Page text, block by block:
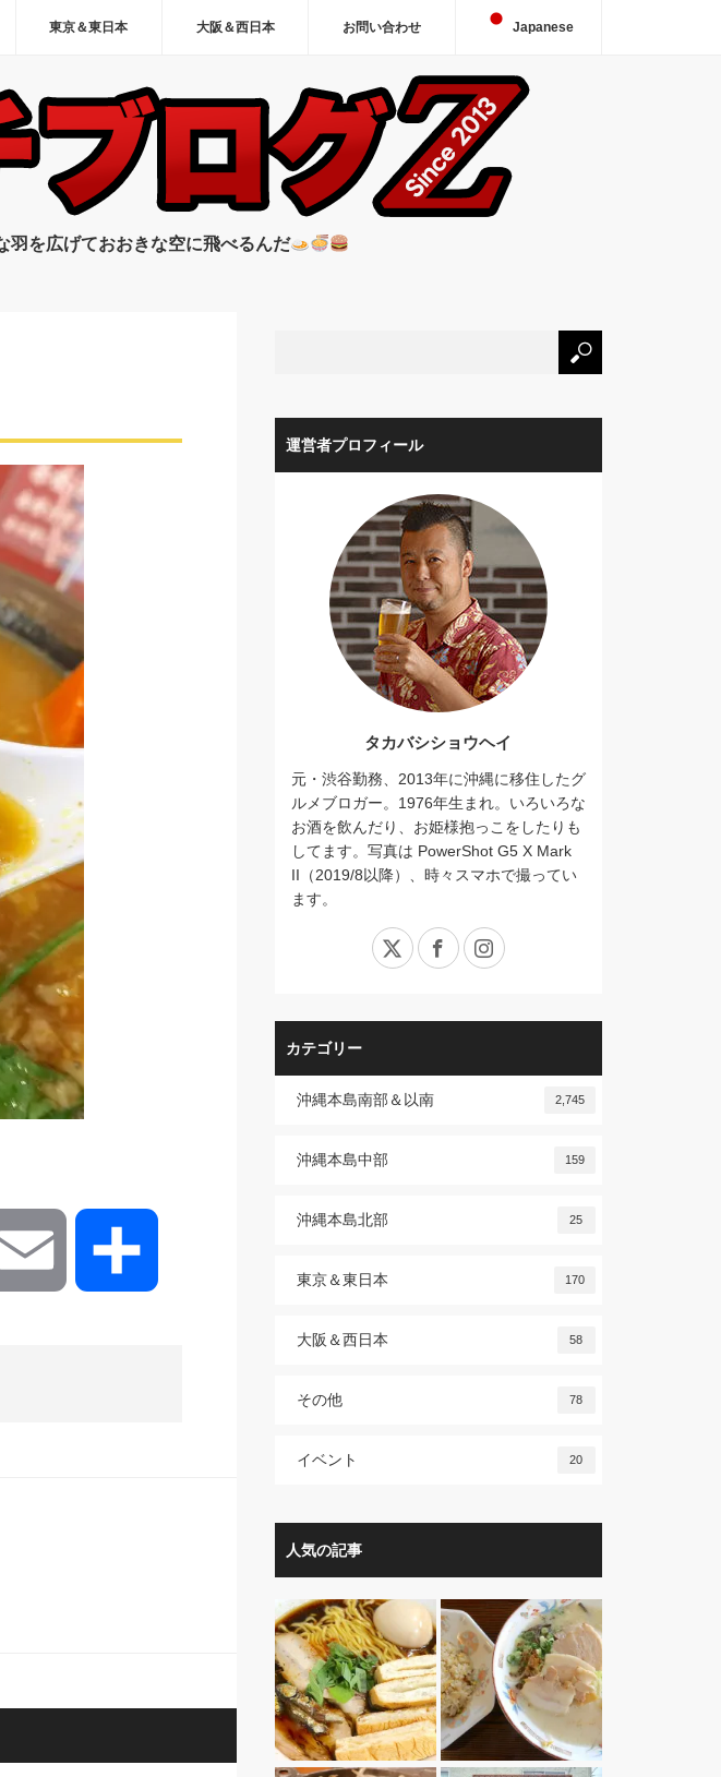
東京＆東日本 大阪＆西日本 お問い合わせ Japanese
羽を広げておおきな空に飛べるんだ
Email
運営者プロフィール
タカバシショウヘイ
元・渋谷勤務、2013年に沖縄に移住したグ
ルメブロガー。1976年生まれ。いろいろな
お酒を飲んだり、お姫様抱っこをしたりも
してます。写真は PowerShot G5 X Mark
II（2019/8以降）、時々スマホで撮ってい
ます。
X FacebookInstagram
カテゴリー
沖縄本島南部＆以南 2,745
沖縄本島中部 159
沖縄本島北部 25
東京＆東日本 170
大阪＆西日本 58
その他 78
イベント 20
人気の記事